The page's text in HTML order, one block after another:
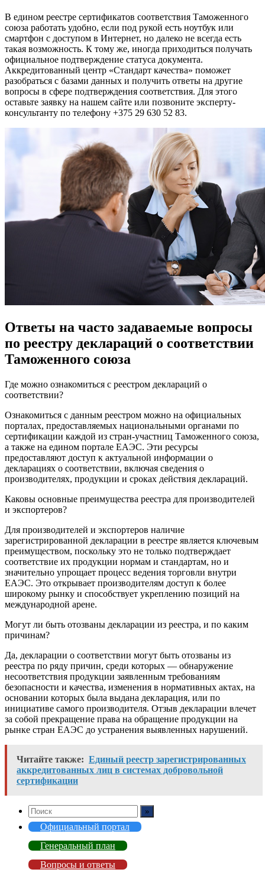
В едином реестре сертификатов соответствия Таможенного
союза работать удобно, если под рукой есть ноутбук или
смартфон с доступом в Интернет, но далеко не всегда есть
такая возможность. К тому же, иногда приходиться получать
официальное подтверждение статуса документа.
Аккредитованный центр «Стандарт качества» поможет
разобраться с базами данных и получить ответы на другие
вопросы в сфере подтверждения соответствия. Для этого
оставьте заявку на нашем сайте или позвоните эксперту-
консультанту по телефону +375 29 630 52 83.
Ответы на часто задаваемые вопросы
по реестру деклараций о соответствии
Таможенного союза
Где можно ознакомиться с реестром деклараций о
соответствии?
Ознакомиться с данным реестром можно на официальных
порталах, предоставляемых национальными органами по
сертификации каждой из стран-участниц Таможенного союза,
а также на едином портале ЕАЭС. Эти ресурсы
предоставляют доступ к актуальной информации о
декларациях о соответствии, включая сведения о
производителях, продукции и сроках действия деклараций.
Каковы основные преимущества реестра для производителей
и экспортеров?
Для производителей и экспортеров наличие
зарегистрированной декларации в реестре является ключевым
преимуществом, поскольку это не только подтверждает
соответствие их продукции нормам и стандартам, но и
значительно упрощает процесс ведения торговли внутри
ЕАЭС. Это открывает производителям доступ к более
широкому рынку и способствует укреплению позиций на
международной арене.
Могут ли быть отозваны декларации из реестра, и по каким
причинам?
Да, декларации о соответствии могут быть отозваны из
реестра по ряду причин, среди которых — обнаружение
несоответствия продукции заявленным требованиям
безопасности и качества, изменения в нормативных актах, на
основании которых была выдана декларация, или по
инициативе самого производителя. Отзыв декларации влечет
за собой прекращение права на обращение продукции на
рынке стран ЕАЭС до устранения выявленных нарушений.
Читайте также: Единый реестр зарегистрированных
аккредитованных лиц в системах добровольной
сертификации
Официальный портал
Генеральный план
Вопросы и ответы